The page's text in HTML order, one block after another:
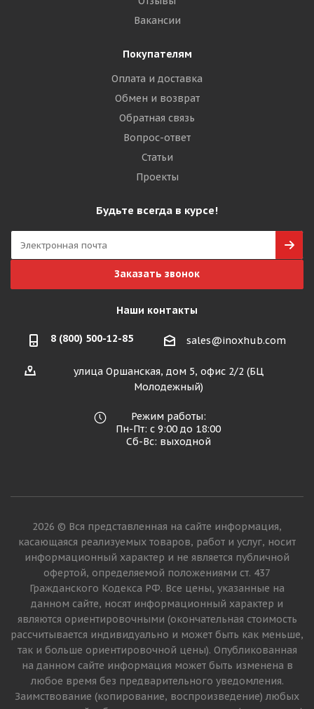
Вакансии
Покупателям
Оплата и доставка
Обмен и возврат
Обратная связь
Вопрос-ответ
Статьи
Проекты
Будьте всегда в курсе!
Заказать звонок
Наши контакты
8 (800) 500-12-85 sales@inoxhub.com
улица Оршанская, дом 5, офис 2/2 (БЦ
Молодежный)
Режим работы:
Пн-Пт: с 9:00 до 18:00
Сб-Вс: выходной
2026 © Вся представленная на сайте информация,
касающаяся реализуемых товаров, работ и услуг, носит
информационный характер и не является публичной
офертой, определяемой положениями ст. 437
Гражданского Кодекса РФ. Все цены, указанные на
данном сайте, носят информационный характер и
являются ориентировочными (окончательная стоимость
рассчитывается индивидуально и может быть как меньше,
так и больше ориентировочной цены). Опубликованная
на данном сайте информация может быть изменена в
любое время без предварительного уведомления.
Заимствование (копирование, воспроизведение) любых